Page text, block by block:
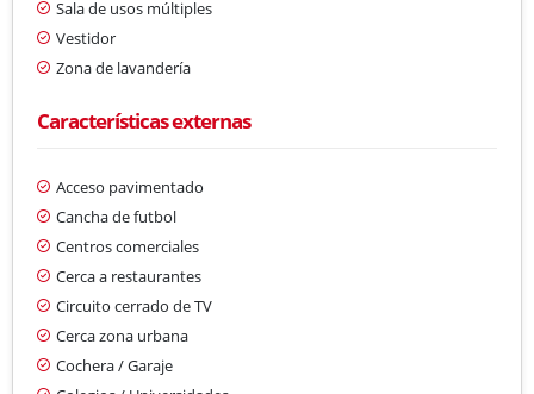
Sala de usos múltiples
Vestidor
Zona de lavandería
Características externas
Acceso pavimentado
Cancha de futbol
Centros comerciales
Cerca a restaurantes
Circuito cerrado de TV
Cerca zona urbana
Cochera / Garaje